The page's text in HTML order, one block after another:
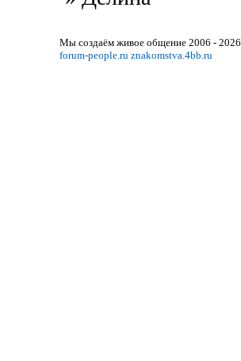
Мы создаём живое общение 2006 - 2026
forum-people.ru znakomstva.4bb.ru